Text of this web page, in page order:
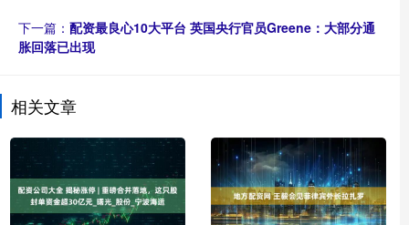
下一篇： 配资最良心10大平台 英国央行官员Greene：大部分通
胀回落已出现
相关文章